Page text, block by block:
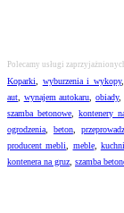
Polecamy usługi
Koparki wyburzenia i wykopy,
aut
wynajem autokaru obiady,
szamba betonowe ,kontenery
ogrodzenia
beton,
producent mebli
meble,
kontenera na gruz szamba